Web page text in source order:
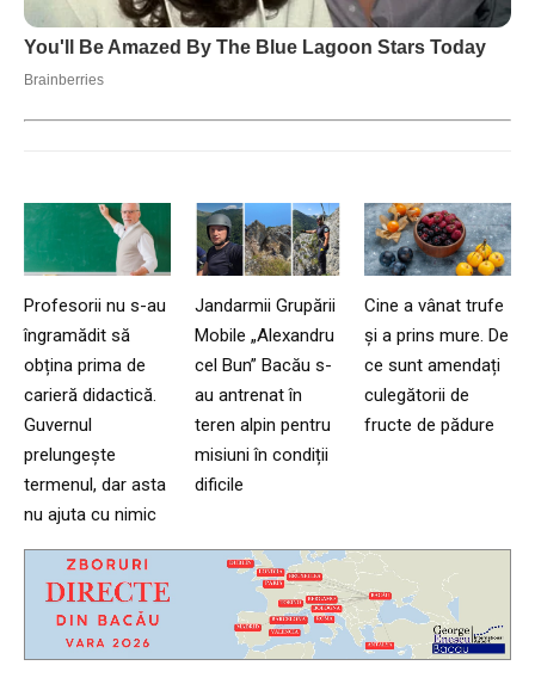
Profesorii nu s-au
îngramădit să
obțina prima de
carieră didactică.
Guvernul
prelungește
termenul, dar asta
nu ajuta cu nimic
Jandarmii Grupării
Mobile „Alexandru
cel Bun” Bacău s-
au antrenat în
teren alpin pentru
misiuni în condiții
dificile
Cine a vânat trufe
și a prins mure. De
ce sunt amendați
culegătorii de
fructe de pădure